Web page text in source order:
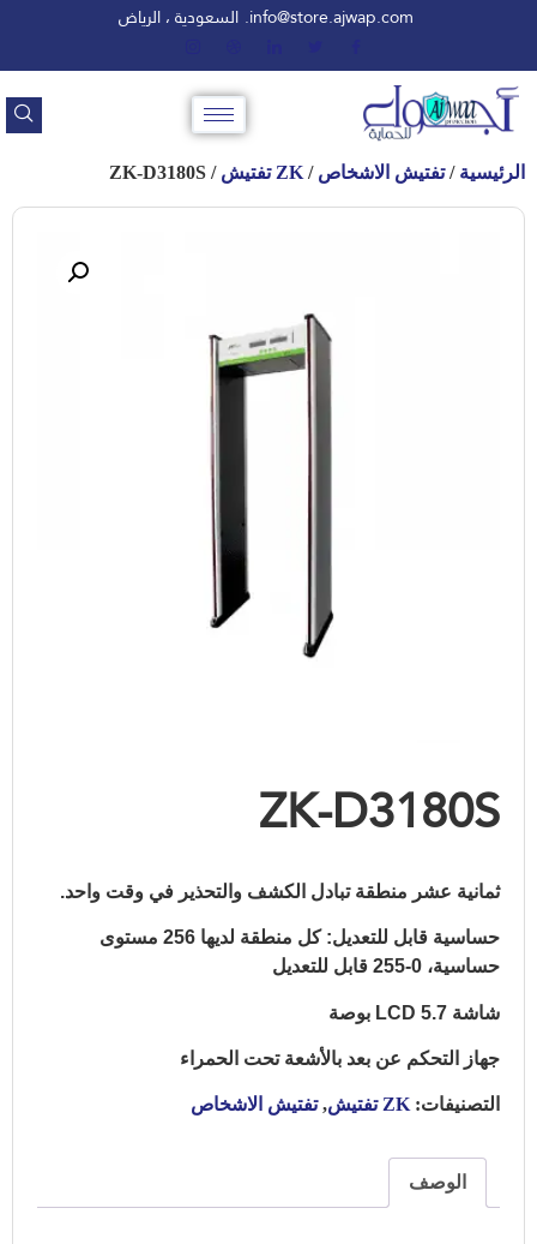
info@store.ajwap.com. السعودية ، الرياض
الرئيسية /تفتيش الاشخاص / ZK تفتيش / ZK-D3180S
ZK-D3180S
ثمانية عشر منطقة تبادل الكشف والتحذير في وقت واحد.
حساسية قابل للتعديل: كل منطقة لديها 256 مستوى
حساسية، 0-255 قابل للتعديل
شاشة LCD 5.7 بوصة
جهاز التحكم عن بعد بالأشعة تحت الحمراء
التصنيفات:ZK تفتيش ,تفتيش الاشخاص
الوصف